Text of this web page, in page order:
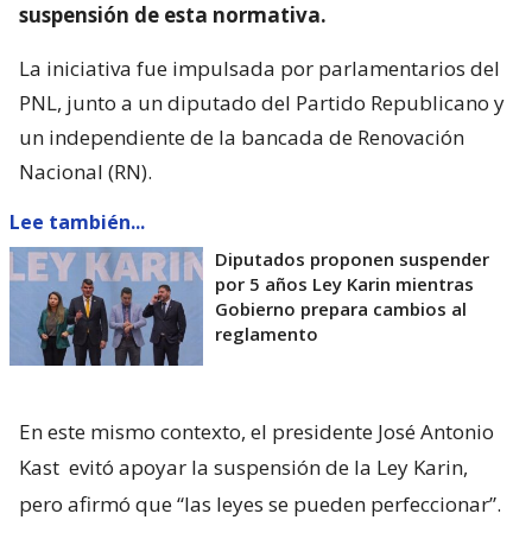
suspensión de esta normativa.
La iniciativa fue impulsada por parlamentarios del
PNL, junto a un diputado del Partido Republicano y
un independiente de la bancada de Renovación
Nacional (RN).
Lee también...
Diputados proponen suspender
por 5 años Ley Karin mientras
Gobierno prepara cambios al
reglamento
En este mismo contexto, el presidente José Antonio
Kast evitó apoyar la suspensión de la Ley Karin,
pero afirmó que “las leyes se pueden perfeccionar”.